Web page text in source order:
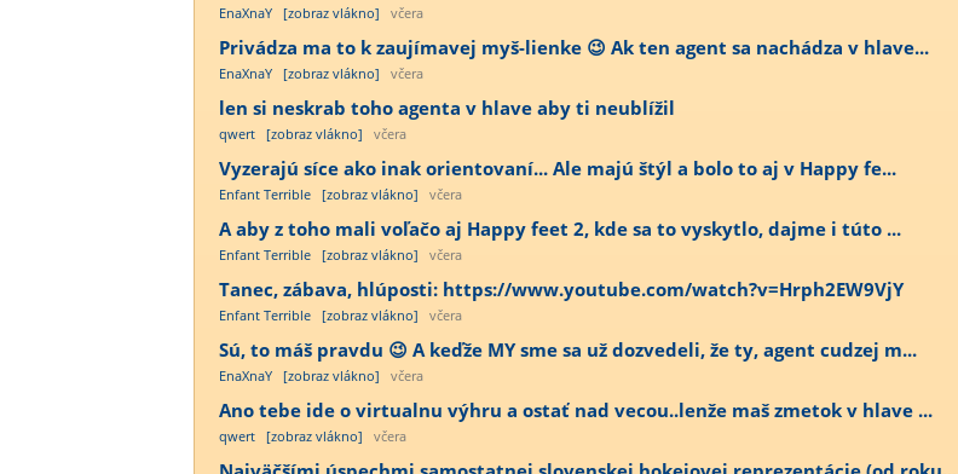
EnaXnaY [zobraz vlákno] včera
Privádza ma to k zaujímavej myš-lienke 😉 Ak ten agent sa nachádza v hlave...
EnaXnaY [zobraz vlákno] včera
len si neskrab toho agenta v hlave aby ti neublížil
qwert [zobraz vlákno] včera
Vyzerajú síce ako inak orientovaní... Ale majú štýl a bolo to aj v Happy fe...
Enfant Terrible [zobraz vlákno] včera
A aby z toho mali voľačo aj Happy feet 2, kde sa to vyskytlo, dajme i túto ...
Enfant Terrible [zobraz vlákno] včera
Tanec, zábava, hlúposti: https://www.youtube.com/watch?v=Hrph2EW9VjY
Enfant Terrible [zobraz vlákno] včera
Sú, to máš pravdu 😉 A keďže MY sme sa už dozvedeli, že ty, agent cudzej m...
EnaXnaY [zobraz vlákno] včera
Ano tebe ide o virtualnu výhru a ostať nad vecou..lenže maš zmetok v hlave ...
qwert [zobraz vlákno] včera